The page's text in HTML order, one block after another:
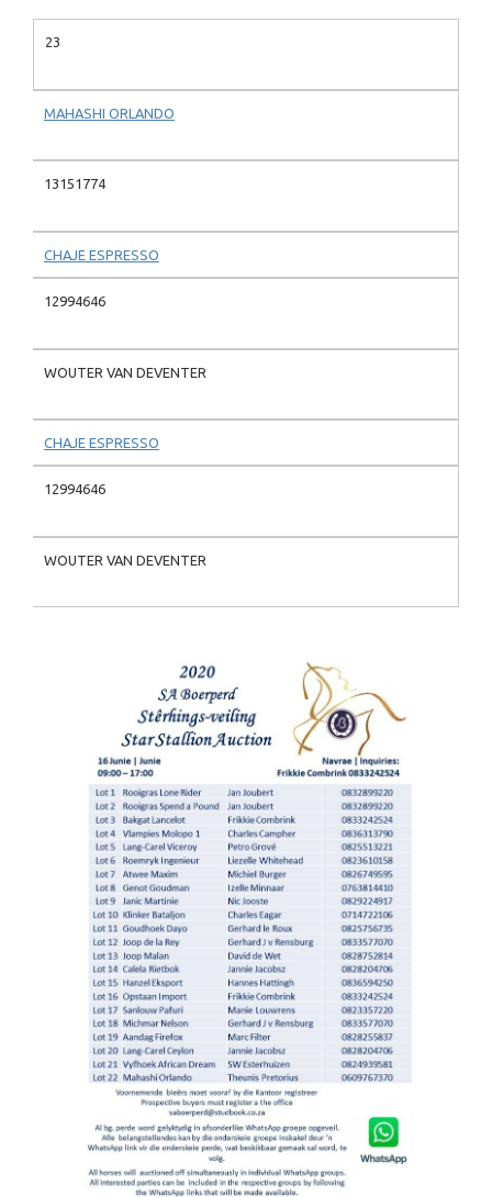
23
MAHASHI ORLANDO
13151774
CHAJE ESPRESSO
12994646
WOUTER VAN DEVENTER
CHAJE ESPRESSO
12994646
WOUTER VAN DEVENTER